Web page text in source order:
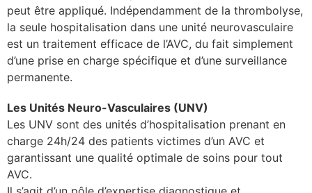
peut être appliqué. Indépendamment de la thrombolyse,
la seule hospitalisation dans une unité neurovasculaire
est un traitement efficace de l’AVC, du fait simplement
d’une prise en charge spécifique et d’une surveillance
permanente.
Les Unités Neuro-Vasculaires (UNV)
Les UNV sont des unités d’hospitalisation prenant en
charge 24h/24 des patients victimes d’un AVC et
garantissant une qualité optimale de soins pour tout
AVC.